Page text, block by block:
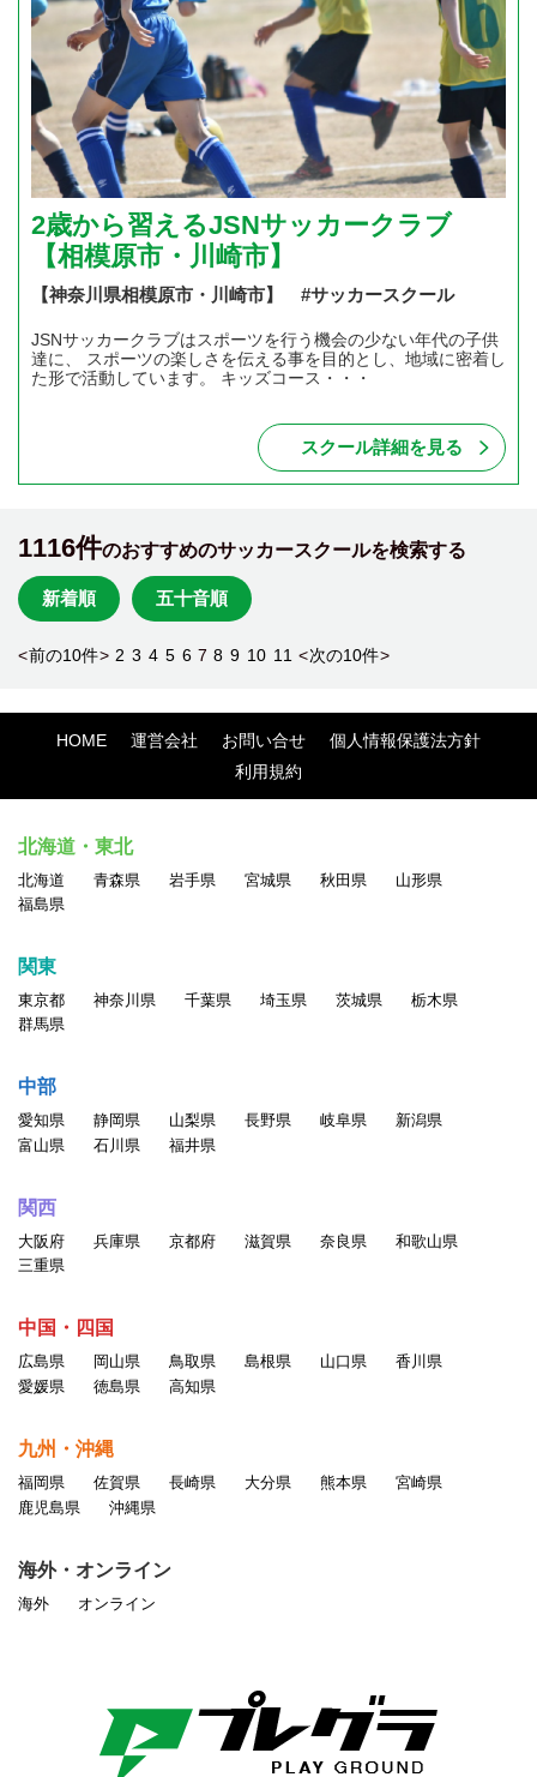
2歳から習えるJSNサッカークラブ
【相模原市・川崎市】
【神奈川県相模原市・川崎市】 #サッカースクール
JSNサッカークラブはスポーツを行う機会の少ない年代の子供
達に、 スポーツの楽しさを伝える事を目的とし、地域に密着し
た形で活動しています。 キッズコース・・・
スクール詳細を見る
1116件のおすすめのサッカースクールを検索する
新着順 五十音順
<前の10件> 2 3 4 5 6 7 8 9 10 11 <次の10件>
HOME 運営会社 お問い合せ
個人情報保護法方針
利用規約
北海道・東北
北海道 青森県 岩手県 宮城県 秋田県
山形県
福島県
関東
東京都 神奈川県 千葉県 埼玉県 茨城県
栃木県
群馬県
中部
愛知県 静岡県 山梨県 長野県 岐阜県
新潟県
富山県
石川県 福井県
関西
大阪府 兵庫県 京都府 滋賀県 奈良県
和歌山県
三重県
中国・四国
広島県 岡山県 鳥取県 島根県 山口県
香川県
愛媛県
徳島県 高知県
九州・沖縄
福岡県 佐賀県 長崎県 大分県 熊本県
宮崎県
鹿児島県
沖縄県
海外・オンライン
海外 オンライン